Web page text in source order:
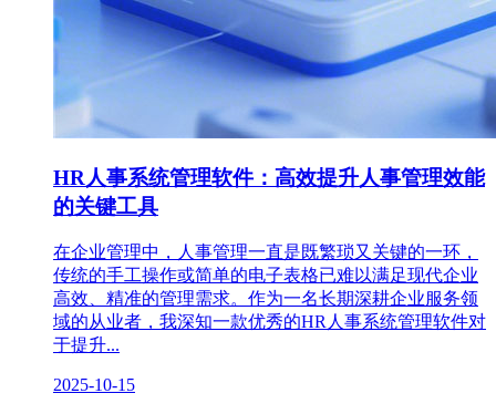
HR人事系统管理软件：高效提升人事管理效能
的关键工具
在企业管理中，人事管理一直是既繁琐又关键的一环，
传统的手工操作或简单的电子表格已难以满足现代企业
高效、精准的管理需求。作为一名长期深耕企业服务领
域的从业者，我深知一款优秀的HR人事系统管理软件对
于提升...
2025-10-15